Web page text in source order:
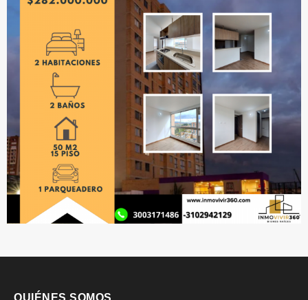
QUIÉNES SOMOS